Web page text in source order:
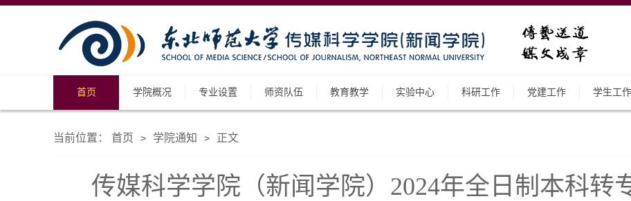
首页 学院概况 专业设置 师资队伍 教育教学 实验中心 科研工作 党建工作 学生工作
当前位置： 首页 > 学院通知 > 正文
传媒科学学院（新闻学院）2024年全日制本科转